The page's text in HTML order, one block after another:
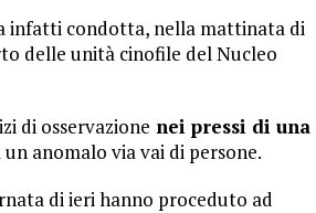
infatti condotta, nella mattinata di
delle unità cinofile del Nucleo
di osservazione nei pressi di una
anomalo via vai di persone.
di ieri hanno proceduto ad